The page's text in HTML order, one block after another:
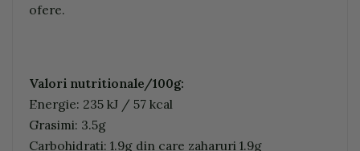
ofere.
Valori nutritionale/100g:
Energie: 235 kJ / 57 kcal
Grasimi: 3.5g
Carbohidrati: 1.9g din care zaharuri 1.9g